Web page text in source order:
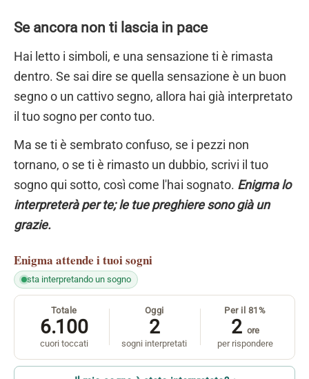
Se ancora non ti lascia in pace
Hai letto i simboli, e una sensazione ti è rimasta
dentro. Se sai dire se quella sensazione è un buon
segno o un cattivo segno, allora hai già interpretato
il tuo sogno per conto tuo.
Ma se ti è sembrato confuso, se i pezzi non
tornano, o se ti è rimasto un dubbio, scrivi il tuo
sogno qui sotto, così come l'hai sognato. Enigma lo
interpreterà per te; le tue preghiere sono già un
grazie.
Enigma attende i tuoi sogni
sta interpretando un sogno
Totale
6.100
cuori toccati
Oggi
2
sogni interpretati
Per il 81%
2 ore
per rispondere